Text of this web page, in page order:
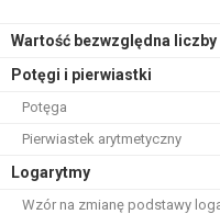
Wartość bezwzględna liczby
Potęgi i pierwiastki
Potęga
Pierwiastek arytmetyczny
Logarytmy
Wzór na zmianę podstawy